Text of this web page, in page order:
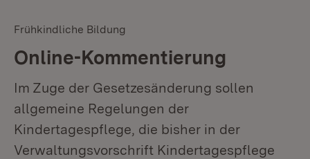
Frühkindliche Bildung
Online-Kommentierung
Im Zuge der Gesetzesänderung sollen
allgemeine Regelungen der
Kindertagespflege, die bisher in der
Verwaltungsvorschrift Kindertagespflege